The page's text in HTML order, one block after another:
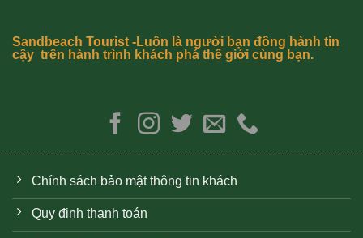
Sandbeach Tourist -Luôn là người bạn đồng hành tin
cậy trên hành trình khách phá thế giới cùng bạn.
Chính sách bảo mật thông tin khách
Quy định thanh toán